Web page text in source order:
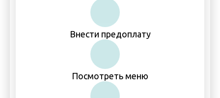
Внести предоплату
Посмотреть меню